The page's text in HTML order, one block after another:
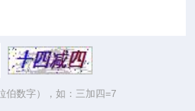
伯数字），如：三加四=7